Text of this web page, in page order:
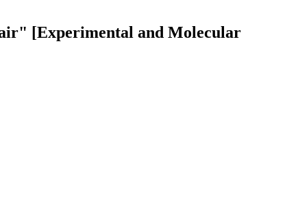
[Experimental and Molecular